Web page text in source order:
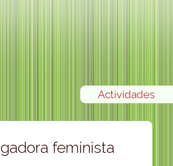
Actividades
feminista